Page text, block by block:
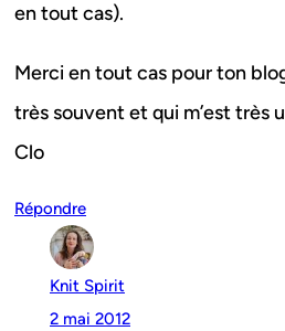
en tout cas).
Merci en tout cas pour ton
très souvent et qui m’est très
Clo
Répondre
Knit Spirit
2 mai 2012